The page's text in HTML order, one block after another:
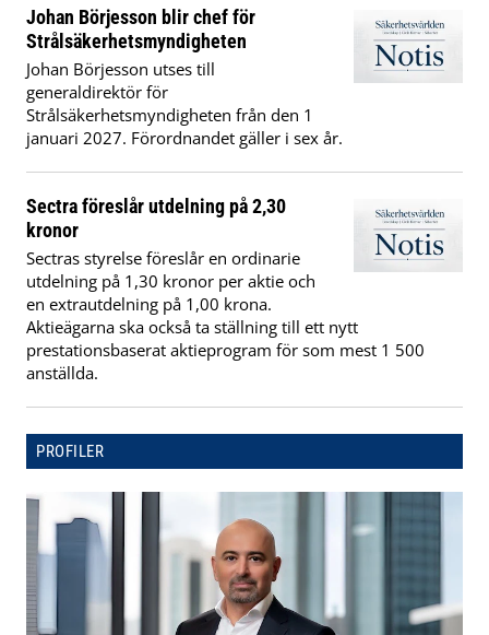
Johan Börjesson blir chef för
Strålsäkerhetsmyndigheten
Johan Börjesson utses till
generaldirektör för
Strålsäkerhetsmyndigheten från den 1
januari 2027. Förordnandet gäller i sex år.
Sectra föreslår utdelning på 2,30
kronor
Sectras styrelse föreslår en ordinarie
utdelning på 1,30 kronor per aktie och
en extrautdelning på 1,00 krona.
Aktieägarna ska också ta ställning till ett nytt
prestationsbaserat aktieprogram för som mest 1 500
anställda.
PROFILER